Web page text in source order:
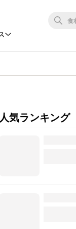
人気ランキング